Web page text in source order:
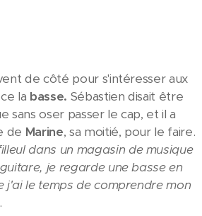
de côté pour s'intéresser aux
la basse. Sébastien disait être
sans oser passer le cap, et il a
de Marine, sa moitié, pour le faire.
dans un magasin de musique
je regarde une basse en
j'ai le temps de comprendre mon